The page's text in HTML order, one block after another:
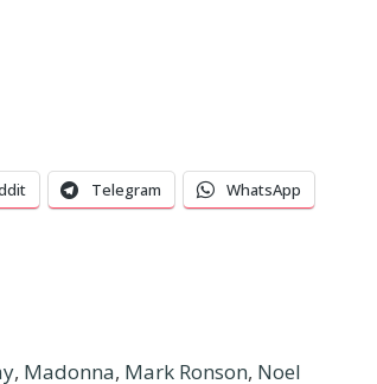
Telegram WhatsApp
, Madonna, Mark Ronson, Noel